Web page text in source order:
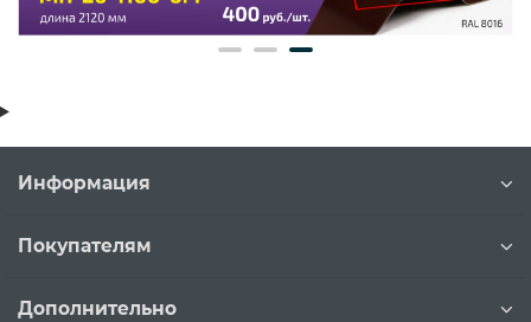
Информация
Покупателям
Дополнительно